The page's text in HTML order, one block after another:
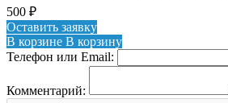
500 ₽
Оставить заявку
В корзине В корзину
Телефон или Email:
Комментарий: